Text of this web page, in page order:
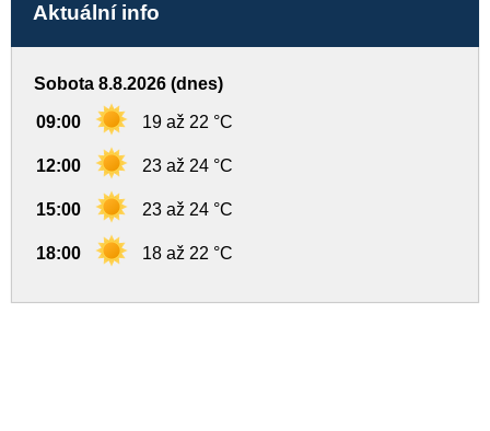
Aktuální info
Sobota 8.8.2026 (dnes)
09:00 19 až 22 °C
12:00 23 až 24 °C
15:00 23 až 24 °C
18:00 18 až 22 °C